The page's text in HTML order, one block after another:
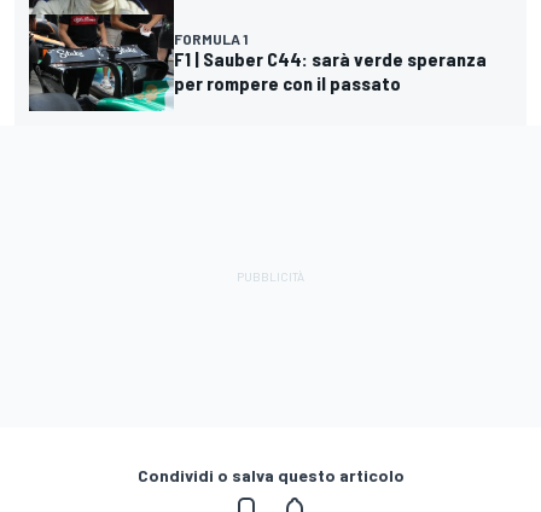
FORMULA 1
F1 | Sauber C44: sarà verde speranza
per rompere con il passato
Condividi o salva questo articolo